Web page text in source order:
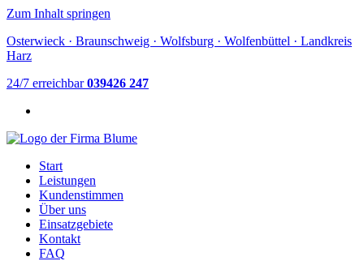
Zum Inhalt springen
Osterwieck · Braunschweig · Wolfsburg · Wolfenbüttel · Landkreis
Harz
24/7 erreichbar039426 247
Start
Leistungen
Kundenstimmen
Über uns
Einsatzgebiete
Kontakt
FAQ